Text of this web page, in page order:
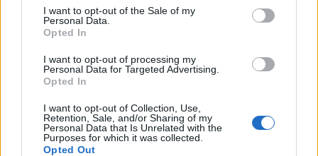
I want to opt-out of the Sale of my
Personal Data.
Opted In
I want to opt-out of processing my
Personal Data for Targeted Advertising.
Opted In
I want to opt-out of Collection, Use,
Retention, Sale, and/or Sharing of my
Personal Data that Is Unrelated with the
Purposes for which it was collected.
Opted Out